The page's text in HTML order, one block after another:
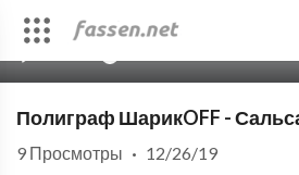
Полиграф ШарикOFF -
9 Просмотры · 12/26/19